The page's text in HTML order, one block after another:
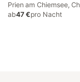
Prien am Chiemsee,
ab47 €pro Nacht